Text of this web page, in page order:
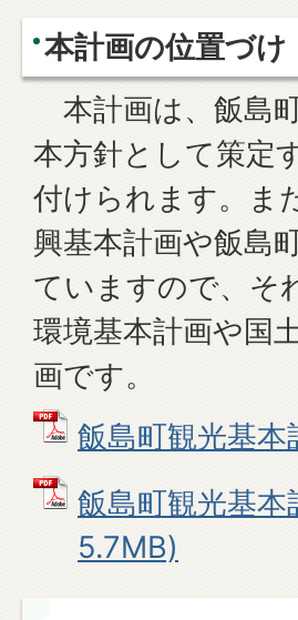
本計画の位置づけ
本計画は、飯島
本方針として策定
付けられます。ま
興基本計画や飯島
ていますので、そ
環境基本計画や国
画です。
飯島町観光基
飯島町観光基
5.7MB)